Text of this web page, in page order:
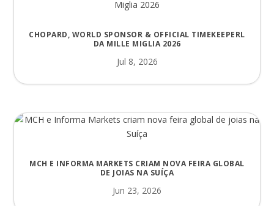
CHOPARD, WORLD SPONSOR & OFFICIAL TIMEKEEPERL
DA MILLE MIGLIA 2026
Jul 8, 2026
MCH E INFORMA MARKETS CRIAM NOVA FEIRA GLOBAL
DE JOIAS NA SUÍÇA
Jun 23, 2026